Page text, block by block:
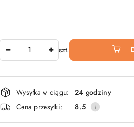
szt.
Dostępność
i
dostawa
Wysyłka w ciągu:
24 godziny
Cena przesyłki:
8.5